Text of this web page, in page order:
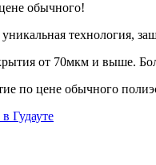
обычного!
технология,
от 70мкм и выше.
по цене обычного
Гудауте